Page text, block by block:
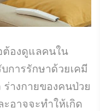
ต้องดูแลคนใน
การรักษาด้วยเคมี
างกายของคนป่วย
อาจจะทำให้เกิด